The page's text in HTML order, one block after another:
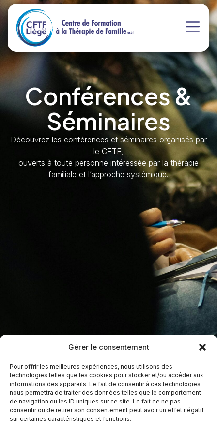
Gérer le consentement
Pour offrir les meilleures expériences, nous utilisons des
technologies telles que les cookies pour stocker et/ou accéder aux
informations des appareils. Le fait de consentir à ces technologies
nous permettra de traiter des données telles que le comportement
de navigation ou les ID uniques sur ce site. Le fait de ne pas
consentir ou de retirer son consentement peut avoir un effet négatif
sur certaines caractéristiques et fonctions.
Conférences &
Séminaires
Découvrez les conférences et séminaires organisés par
le CFTF,
ouverts à toute personne intéressée par la thérapie
familiale et l’approche systémique.